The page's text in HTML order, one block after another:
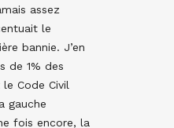
assez
le
bannie. J’en
de 1% des
Code Civil
gauche
fois encore, la